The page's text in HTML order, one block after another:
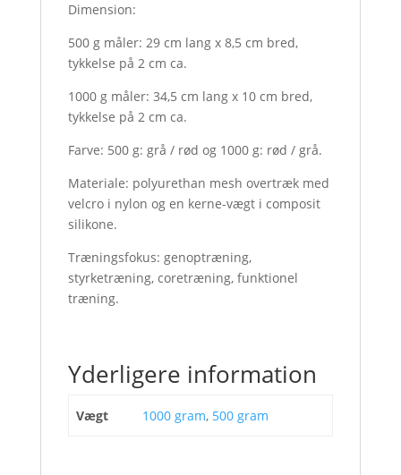
Dimension:
500 g måler: 29 cm lang x 8,5 cm bred,
tykkelse på 2 cm ca.
1000 g måler: 34,5 cm lang x 10 cm bred,
tykkelse på 2 cm ca.
Farve: 500 g: grå / rød og 1000 g: rød / grå.
Materiale: polyurethan mesh overtræk med
velcro i nylon og en kerne-vægt i composit
silikone.
Træningsfokus: genoptræning,
styrketræning, coretræning, funktionel
træning.
Yderligere information
Vægt 1000 gram, 500 gram